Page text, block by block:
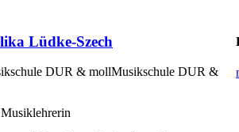
Lüdke-Szech
Musikschule DUR &
Musiklehrerin